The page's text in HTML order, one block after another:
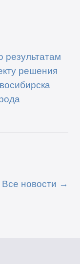
результатам
решения
Все новости